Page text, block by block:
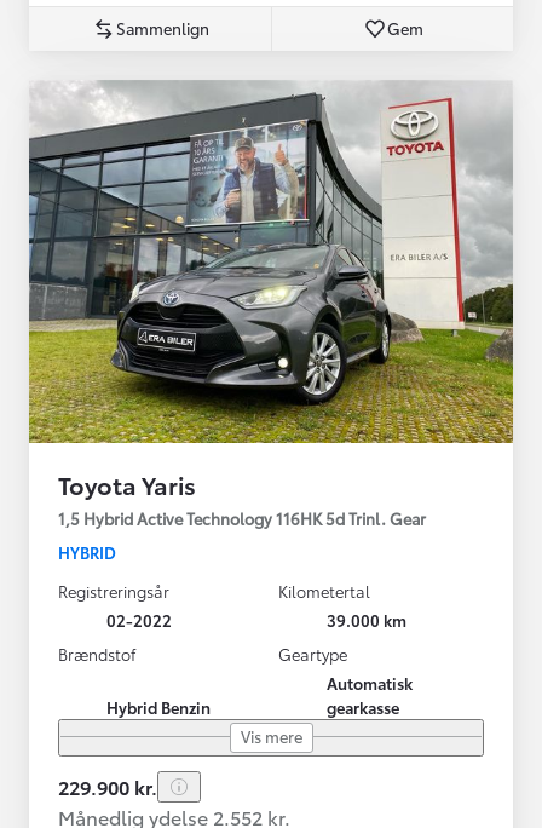
Sammenlign Gem
Toyota Yaris
1,5 Hybrid Active Technology 116HK 5d Trinl. Gear
HYBRID
Registreringsår
02-2022
Kilometertal
39.000 km
Brændstof
Hybrid Benzin
Geartype
Automatisk
gearkasse
Vis mere
229.900 kr.
Månedlig ydelse 2.552 kr.